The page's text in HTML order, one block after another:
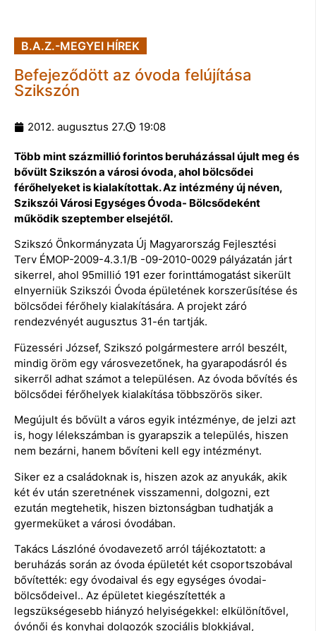
B.A.Z.-MEGYEI HÍREK
Befejeződött az óvoda felújítása
Szikszón
2012. augusztus 27. 19:08
Több mint százmillió forintos beruházással újult meg és
bővült Szikszón a városi óvoda, ahol bölcsődei
férőhelyeket is kialakítottak. Az intézmény új néven,
Szikszói Városi Egységes Óvoda- Bölcsődeként
működik szeptember elsejétől.
Szikszó Önkormányzata Új Magyarország Fejlesztési
Terv ÉMOP-2009-4.3.1/B -09-2010-0029 pályázatán járt
sikerrel, ahol 95millió 191 ezer forinttámogatást sikerült
elnyerniük Szikszói Óvoda épületének korszerűsítése és
bölcsődei férőhely kialakítására. A projekt záró
rendezvényét augusztus 31-én tartják.
Füzesséri József, Szikszó polgármestere arról beszélt,
mindig öröm egy városvezetőnek, ha gyarapodásról és
sikerről adhat számot a településen. Az óvoda bővítés és
bölcsődei férőhelyek kialakítása többszörös siker.
Megújult és bővült a város egyik intézménye, de jelzi azt
is, hogy lélekszámban is gyarapszik a település, hiszen
nem bezárni, hanem bővíteni kell egy intézményt.
Siker ez a családoknak is, hiszen azok az anyukák, akik
két év után szeretnének visszamenni, dolgozni, ezt
ezután megtehetik, hiszen biztonságban tudhatják a
gyermeküket a városi óvodában.
Takács Lászlóné óvodavezető arról tájékoztatott: a
beruházás során az óvoda épületét két csoportszobával
bővítették: egy óvodaival és egy egységes óvodai-
bölcsődeivel.. Az épületet kiegészítették a
legszükségesebb hiányzó helyiségekkel: elkülönítővel,
óvónői és konyhai dolgozók szociális blokkjával,